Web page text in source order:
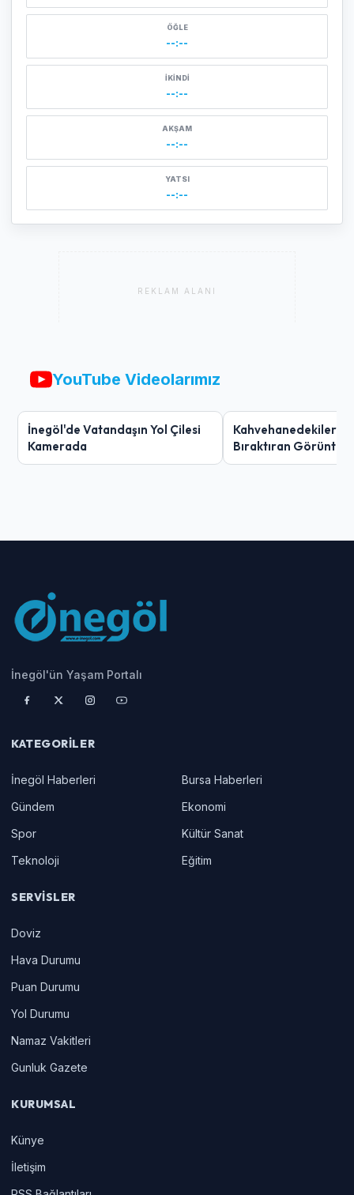
ÖĞLE
--:--
İKINDI
--:--
AKŞAM
--:--
YATSI
--:--
REKLAM ALANI
YouTube Videolarımız
İnegöl'de Vatandaşın Yol Çilesi
Kamerada
Kahvehanedekiler
Bıraktıran Görüntü!
İnegöl'ün Yaşam Portalı
KATEGORILER
İnegöl Haberleri
Bursa Haberleri
Gündem
Ekonomi
Spor
Kültür Sanat
Teknoloji
Eğitim
SERVISLER
Doviz
Hava Durumu
Puan Durumu
Yol Durumu
Namaz Vakitleri
Gunluk Gazete
KURUMSAL
Künye
İletişim